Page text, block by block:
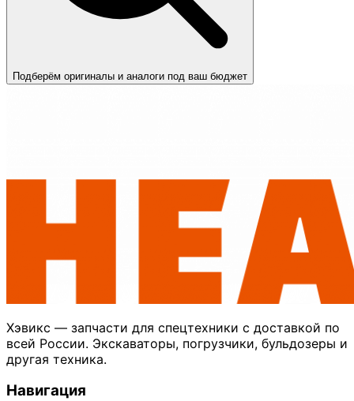
Подберём оригиналы и аналоги под ваш бюджет
Хэвикс — запчасти для спецтехники с доставкой по
всей России. Экскаваторы, погрузчики, бульдозеры и
другая техника.
Навигация